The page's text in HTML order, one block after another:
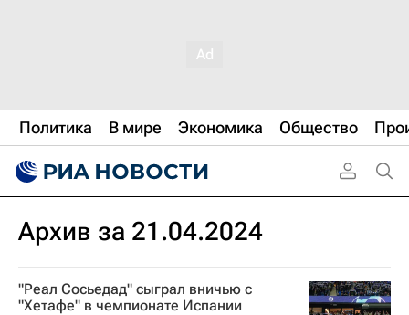
Политика В мире Экономика Общество
Архив за 21.04.2024
"Реал Сосьедад" сыграл вничью с
"Хетафе" в чемпионате Испании